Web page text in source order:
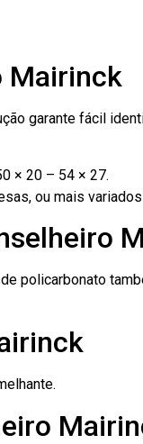
Mairinck
garante fácil
× 20 – 54 × 27.
ou mais
policarbonato